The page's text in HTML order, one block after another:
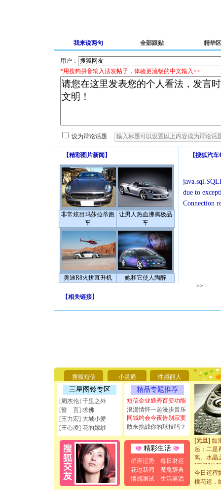
我来说两句 全部跟贴 精华区
用户：
*用搜狗拼音输入法发帖子，体验更流畅的中文输入>>
设为辩论话题
【精彩图片新闻 】
非常炫目玛莎拉蒂跑
车
让男人热血沸腾极品
车
奥迪R8火拼直升机 她和它使人陶醉
【搜狐汽车
due to
Connection
>>
【相关链接】
搜狐短信 小灵通 性感丽人
三星图铃专区
[周杰伦] 千里之外
[誓 言] 求佛
[王力宏] 大城小爱
[王心凌] 花的嫁纱
精品专题推荐
短信企业通秀百变功能
浪漫情怀一起漫步音乐
同城约会今夜告别寂寞
敢来挑战你的球技吗？
精彩生活
星座运势
每日财运
花边新闻
魔鬼辞典
情感测试
生活笑话
[圣诞节]
能正大
天都要快
[圣诞节]
如意,快
[元旦]看
断电。爱
你是我专
[元旦] 如
起；二是
离。水晶
[元旦] 当
泣，这痛
卖了。水
今日运程
桃花运，